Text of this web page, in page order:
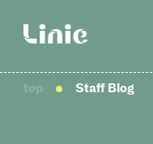
top Staff Blog